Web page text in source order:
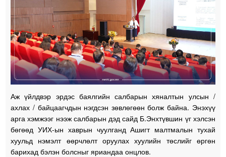
Аж үйлдвэр эрдэс баялгийн салбарын хяналтын улсын /
ахлах / байцаагчдын нэгдсэн зөвлөгөөн болж байна. Энэхүү
арга хэмжээг нээж салбарын дэд сайд Б.Энхтүвшин үг хэлсэн
бөгөөд УИХ-ын хаврын чуулганд Ашигт малтмалын тухай
хуульд нэмэлт өөрчлөлт оруулах хуулийн төслийг өргөн
барихад бэлэн болсныг яриандаа онцлов.